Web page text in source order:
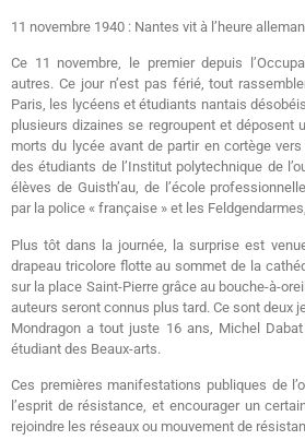
11 novembre 1940 : Nantes vit à l’heure
Ce 11 novembre, le premier depuis
autres. Ce jour n’est pas férié, tout
Paris, les lycéens et étudiants nantais
plusieurs dizaines se regroupent et déposent
morts du lycée avant de partir en cortège
des étudiants de l’Institut polytechnique de
élèves de Guisth’au, de l’école
par la police « française » et les
Plus tôt dans la journée, la surprise est
drapeau tricolore flotte au sommet de la
sur la place Saint-Pierre grâce au bouche-à-
auteurs seront connus plus tard. Ce sont deux
Mondragon a tout juste 16 ans, Michel
étudiant des Beaux-arts.
Ces premières manifestations publiques de
l’esprit de résistance, et encourager un
rejoindre les réseaux ou mouvement de